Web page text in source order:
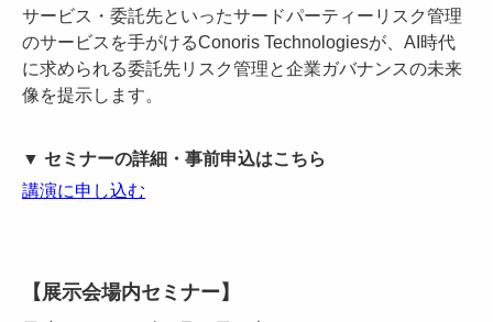
サービス・委託先といったサードパーティーリスク管理
のサービスを手がけるConoris Technologiesが、AI時代
に求められる委託先リスク管理と企業ガバナンスの未来
像を提示します。
▼ セミナーの詳細・事前申込はこちら
講演に申し込む
【展示会場内セミナー】